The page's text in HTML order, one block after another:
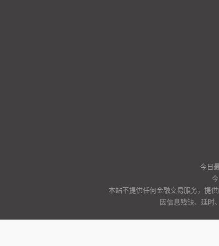
今日
本站不提供任何金融交易服务，提
因信息残缺、延时